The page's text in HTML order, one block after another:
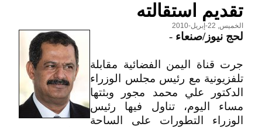
تقديم استقالته
الخميس, 22-إبريل-2010
لحج نيوز/صنعاء -
جرت قناة اليمن الفضائية مقابلة
تلفزيونية مع رئيس مجلس الوزراء
الدكتور علي محمد مجور وبثتها
مساء اليوم، تناول فيها رئيس
الوزراء التطورات على الساحة